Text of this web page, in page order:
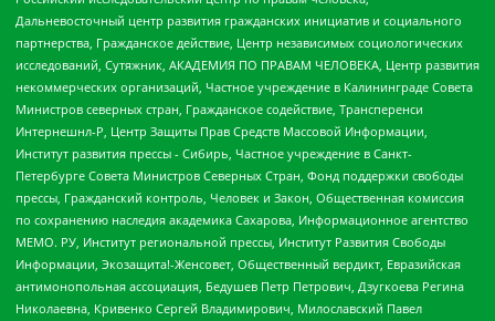
Дальневосточный центр развития гражданских инициатив и социального
партнерства, Гражданское действие, Центр независимых социологических
исследований, Сутяжник, АКАДЕМИЯ ПО ПРАВАМ ЧЕЛОВЕКА, Центр развития
некоммерческих организаций, Частное учреждение в Калининграде Совета
Министров северных стран, Гражданское содействие, Трансперенси
Интернешнл-Р, Центр Защиты Прав Средств Массовой Информации,
Институт развития прессы - Сибирь, Частное учреждение в Санкт-
Петербурге Совета Министров Северных Стран, Фонд поддержки свободы
прессы, Гражданский контроль, Человек и Закон, Общественная комиссия
по сохранению наследия академика Сахарова, Информационное агентство
МЕМО. РУ, Институт региональной прессы, Институт Развития Свободы
Информации, Экозащита!-Женсовет, Общественный вердикт, Евразийская
антимонопольная ассоциация, Бедушев Петр Петрович, Дзугкоева Регина
Николаевна, Кривенко Сергей Владимирович, Милославский Павел